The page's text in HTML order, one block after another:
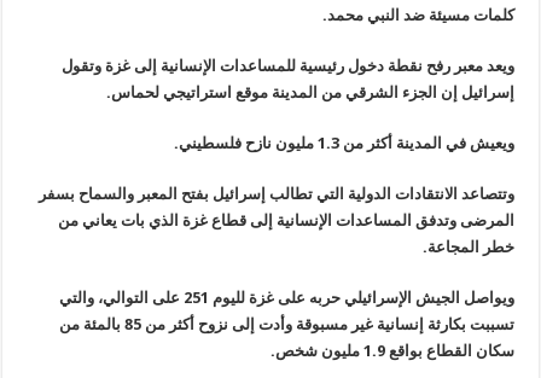
كلمات مسيئة ضد النبي محمد.
ويعد معبر رفح نقطة دخول رئيسية للمساعدات الإنسانية إلى غزة وتقول
إسرائيل إن الجزء الشرقي من المدينة موقع استراتيجي لحماس.
ويعيش في المدينة أكثر من 1.3 مليون نازح فلسطيني .
وتتصاعد الانتقادات الدولية التي تطالب إسرائيل بفتح المعبر والسماح بسفر
المرضى وتدفق المساعدات الإنسانية إلى قطاع غزة الذي بات يعاني من
خطر المجاعة.
ويواصل الجيش
الإسرائيلي حربه على غزة لليوم 251 على التوالي، والتي
تسببت بكارثة
إنسانية غير مسبوقة وأدت إلى نزوح أكثر من 85 بالمئة من
سكان القطاع بواقع 1.9 مليون شخص.